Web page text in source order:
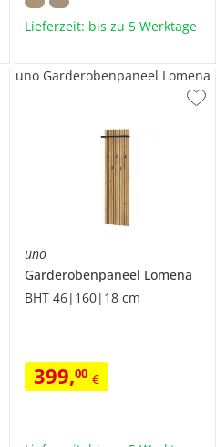
Lieferzeit: bis zu 5 Werktage
uno
Garderobenpaneel Lomena
BHT 46|160|18 cm
399,00 €
uno Garderobenpaneel Lomena